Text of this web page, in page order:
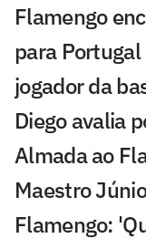
Flamengo
para
jogador da
Diego avalia
Almada ao
Maestro
Flamengo: